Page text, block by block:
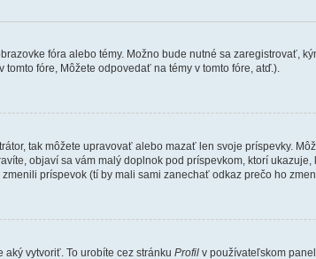
fóra alebo témy. Možno bude nutné sa zaregistrovať,
fóre, Môžete odpovedať na témy v tomto fóre, atď.).
tak môžete upravovať alebo mazať len svoje príspevky.
objaví sa vám malý doplnok pod príspevkom, ktorí
príspevok (tí by mali sami zanechať odkaz prečo ho
vytvoriť. To urobíte cez stránku Profil v používateľskom